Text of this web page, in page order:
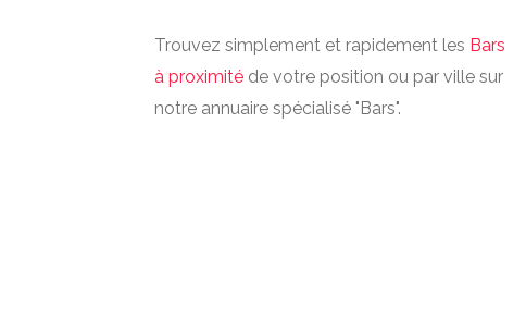
Trouvez simplement et rapidement les Bars
à proximité de votre position ou par ville sur
notre annuaire spécialisé "Bars".